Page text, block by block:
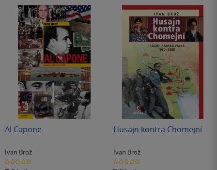
Al Capone
Ivan Brož
0.0
z
Husajn kontra Chomejní
Ivan Brož
0.0
z